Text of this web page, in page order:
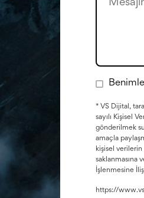
* VS Dijital,
sayılı Kişisel
gönderilmek
amaçla
kişisel verilerin
saklanmasına
İşlenmesine
https://